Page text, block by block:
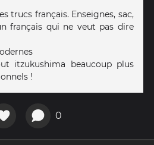
trucs français. Enseignes, sac,
français qui ne veut pas dire
itzukushima beaucoup plus
!
0